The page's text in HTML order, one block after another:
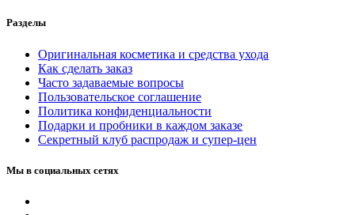
Разделы
Оригинальная косметика и средства ухода
Как сделать заказ
Часто задаваемые вопросы
Пользовательское соглашение
Политика конфиденциальности
Подарки и пробники в каждом заказе
Секретный клуб распродаж и супер-цен
Мы в социальных сетях